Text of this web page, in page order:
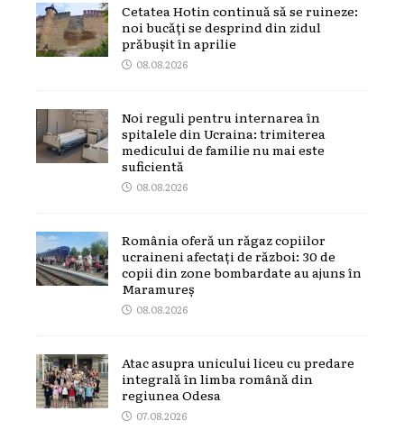
Cetatea Hotin continuă să se ruineze:
noi bucăți se desprind din zidul
prăbușit în aprilie
08.08.2026
Noi reguli pentru internarea în
spitalele din Ucraina: trimiterea
medicului de familie nu mai este
suficientă
08.08.2026
România oferă un răgaz copiilor
ucraineni afectați de război: 30 de
copii din zone bombardate au ajuns în
Maramureș
08.08.2026
Atac asupra unicului liceu cu predare
integrală în limba română din
regiunea Odesa
07.08.2026